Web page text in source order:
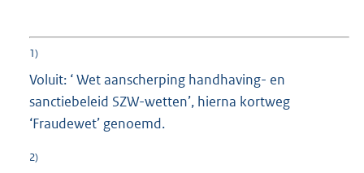
1)
Voluit: ‘ Wet aanscherping handhaving- en
sanctiebeleid SZW-wetten’, hierna kortweg
‘Fraudewet’ genoemd.
2)